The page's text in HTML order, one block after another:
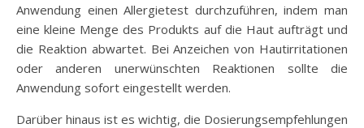
Anwendung einen Allergietest durchzuführen, indem man
eine kleine Menge des Produkts auf die Haut aufträgt und
die Reaktion abwartet. Bei Anzeichen von Hautirritationen
oder anderen unerwünschten Reaktionen sollte die
Anwendung sofort eingestellt werden.
Darüber hinaus ist es wichtig, die Dosierungsempfehlungen